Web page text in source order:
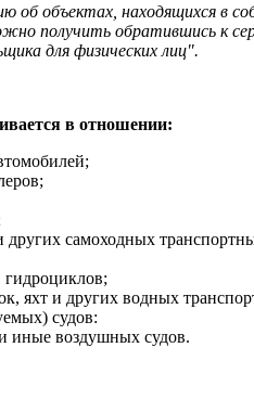
об объектах, находящихся в
получить обратившись к
для физических лиц".
в отношении:
других самоходных
гидроциклов;
яхт и других водных
судов:
иные воздушных судов.